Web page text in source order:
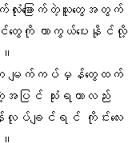
က်လုံးခြောက်တဲ့သူတွေအတွက်
တွေကို ကာကွယ်ပေးနိုင်လို့
က မျက်ကပ်မှန်တွေထက်
တဲ့အပြင် သုံးရတာလည်း
ပ်ချင်ရင် ကိုင်းလေး